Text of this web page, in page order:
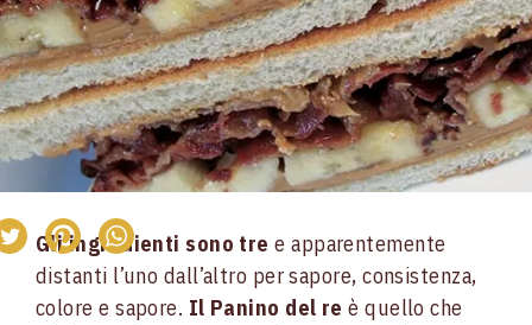
Gli ingredienti sono tre e apparentemente
distanti l’uno dall’altro per sapore, consistenza,
colore e sapore. Il Panino del re è quello che